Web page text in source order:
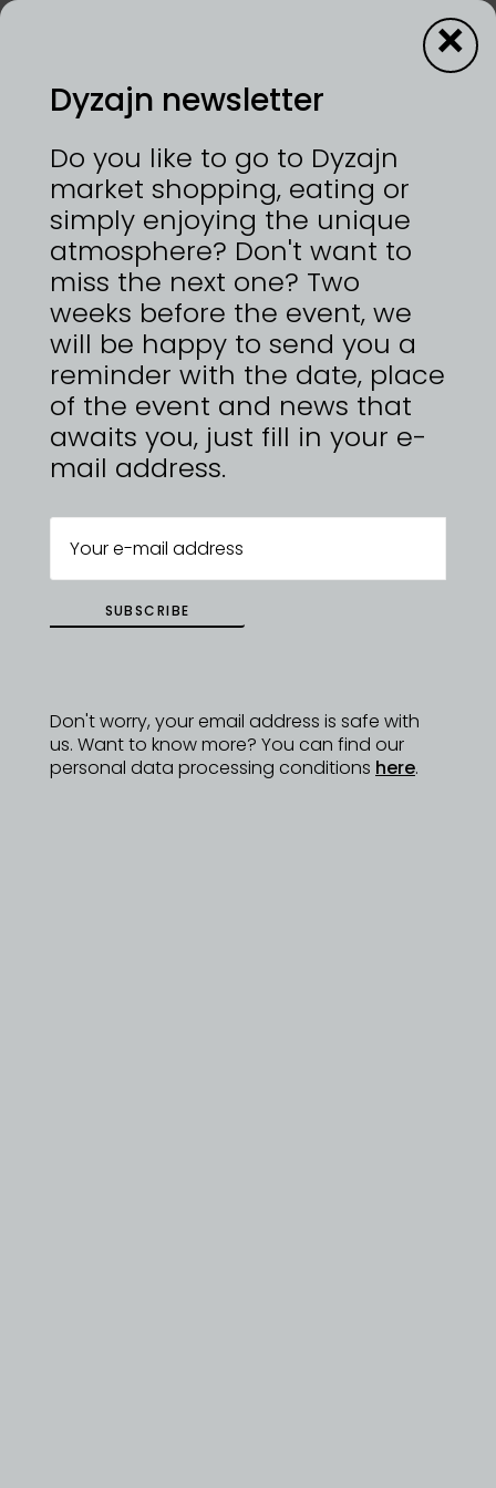
1—2/8/2026 | HOLEŠOVICKÁ TRŽNICE
Bublinky, které si zamilujete! Přijďte si vychutnat
skleničku kvalitního italského prosecca,
osvěžujícího točeného frizzante nebo lahodných
míchaných drinků. Náš stylový prosecco van
přiveze chuť Itálie přímo k vám – ať už si chcete
vychutnat chvíli pohody, nebo rozproudit skvělou
atmosféru. Těšíme se na vás!
https://www.bublinky-prosim.cz
ZPĚT NA
Dyzajn newsletter
Do you like to go to Dyzajn
market shopping, eating or
simply enjoying the unique
atmosphere? Don't want to
miss the next one? Two
weeks before the event, we
will be happy to send you a
reminder with the date, place
of the event and news that
awaits you, just fill in your e-
mail address.
SUBSCRIBE
Don't worry, your email address is safe with
us. Want to know more? You can find our
personal data processing conditions here.
×